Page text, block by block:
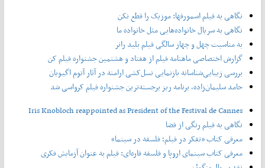
نگاهی به فیلم اسمورفها: موزیک را قطع نکن
نگاهی به سریال خانواده‌هایی مثل خانواده ما
به مناسبت چهل و چهار سالگی فیلم بلید رانر
گزارش اختصاصی ماهنامه فیلم از هفتاد و هشتمین جشنواره فیلم کن
بررسی زیبایی‌شناسانه بازنمایی نسل‌کشی ارامنه در آثار آتوم اگیویان
حامد سلیمان‌زاده، برنامه ریز برجسته‌ترین جشنواره فیلم کرواسی شد
Iris Knobloch reappointed as President of the Festival de Cannes
نگاهی به فیلم رنگی از فضا
معرفی کتاب «تفکر در فیلم؛ فلسفه در سینما»
معرفی کتاب سینمای اروپا و فلسفه قاره‌ای: فیلم به عنوان آزمایش فکری